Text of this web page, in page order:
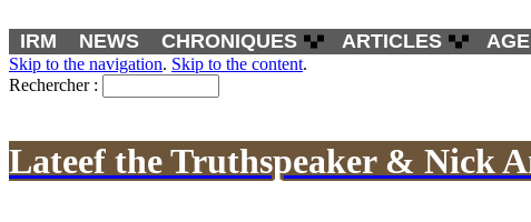
IRM NEWS CHRONIQUES ARTICLES
Skip to the navigation. Skip to the content.
Rechercher :
Lateef the Truthspeaker & Nick